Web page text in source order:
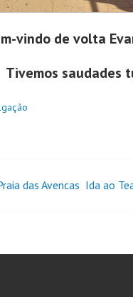
vindo de volta
Tivemos saudades
das Avencas Ida ao